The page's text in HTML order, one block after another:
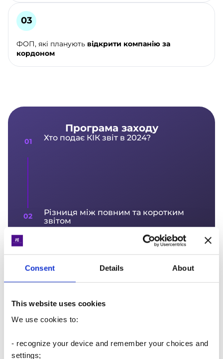
Consent Details About
This website uses cookies
We use cookies to:
- recognize your device and remember your choices and
settings;
ФОП, які планують відкрити компанію за
кордоном
Програма заходу
Хто подає КІК звіт в 2024?
Різниця між повним та коротким
звітом